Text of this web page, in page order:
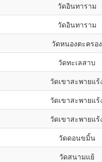
วัดอินทาราม
วัดอินทาราม
วัดหนองตะครอง
วัดทะเลสาบ
วัดเขาสะพายแร้
วัดเขาสะพายแร้
วัดเขาสะพายแร้
วัดดอนขมิ้น
วัดสนามแย้